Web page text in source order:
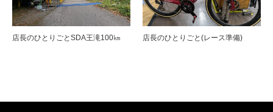
店長のひとりごとSDA王滝100㎞ 店長のひとりごと(レース準備)